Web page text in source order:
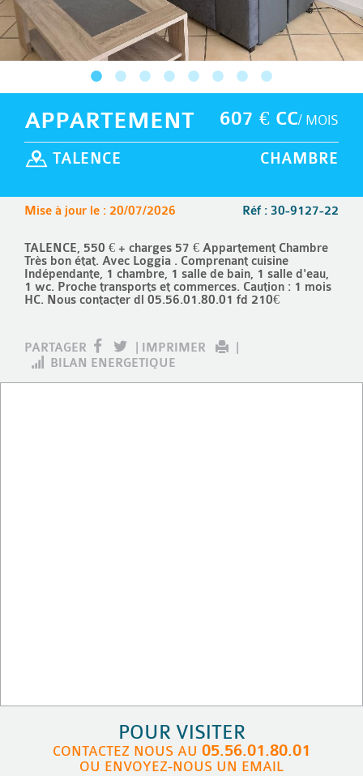
607 € CC/ MOIS
APPARTEMENT
CHAMBRE
TALENCE
Réf : 30-9127-22
Mise à jour le : 20/07/2026
TALENCE, 550 € + charges 57 € Appartement Chambre
Très bon état. Avec Loggia . Comprenant cuisine
Indépendante, 1 chambre, 1 salle de bain, 1 salle d'eau,
1 wc. Proche transports et commerces. Caution : 1 mois
HC. Nous contacter dl 05.56.01.80.01 fd 210€
PARTAGER IMPRIMER
BILAN ENERGETIQUE
POUR VISITER
CONTACTEZ NOUS AU 05.56.01.80.01
OU ENVOYEZ-NOUS UN EMAIL